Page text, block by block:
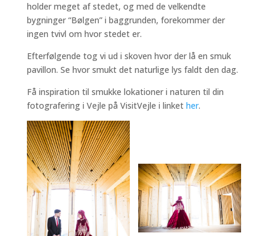
holder meget af stedet, og med de velkendte
bygninger “Bølgen” i baggrunden, forekommer der
ingen tvivl om hvor stedet er.
Efterfølgende tog vi ud i skoven hvor der lå en smuk
pavillon. Se hvor smukt det naturlige lys faldt den dag.
Få inspiration til smukke lokationer i naturen til din
fotografering i Vejle på VisitVejle i linket her.